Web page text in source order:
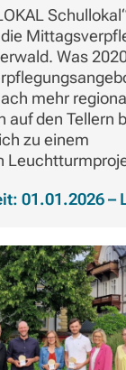
Was
mehr
auf den Tellern
zu einem
01.01.2026 –